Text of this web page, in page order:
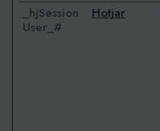
_hjSession
User_#
Hotjar